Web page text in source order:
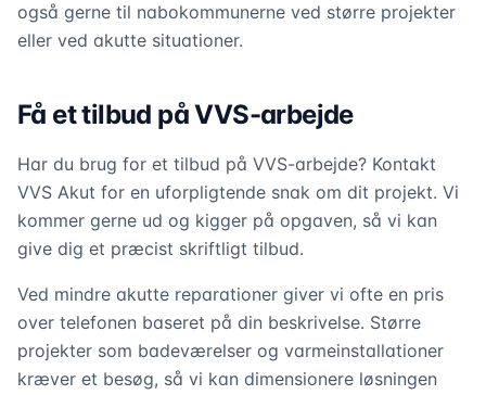
også gerne til nabokommunerne ved større projekter
eller ved akutte situationer.
Få et tilbud på VVS-arbejde
Har du brug for et tilbud på VVS-arbejde? Kontakt
VVS Akut for en uforpligtende snak om dit projekt. Vi
kommer gerne ud og kigger på opgaven, så vi kan
give dig et præcist skriftligt tilbud.
Ved mindre akutte reparationer giver vi ofte en pris
over telefonen baseret på din beskrivelse. Større
projekter som badeværelser og varmeinstallationer
kræver et besøg, så vi kan dimensionere løsningen